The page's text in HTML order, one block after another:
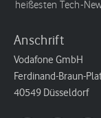
heißesten Tech-
Anschrift
Vodafone GmbH
Ferdinand-Braun-
40549 Düsseldorf